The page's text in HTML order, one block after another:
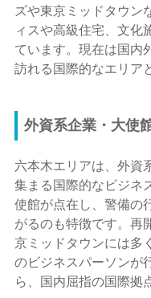
ズや東京ミッドタウン
ィスや高級住宅、文化
ています。現在は国内
訪れる国際的なエリア
外資系企業・大使
六本木エリアは、外資
集まる国際的なビジネ
使館が点在し、警備の
がるのも特徴です。再
京ミッドタウンには多
のビジネスパーソンが
ら、国内屈指の国際拠